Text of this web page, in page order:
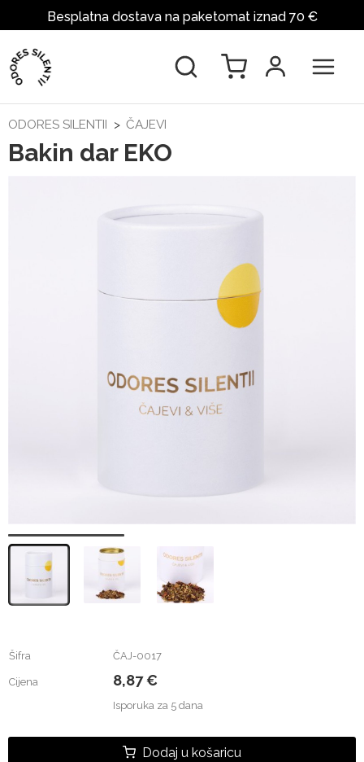
Besplatna dostava na paketomat iznad 70 €
ODORES SILENTII ČAJEVI
Bakin dar EKO
Šifra ČAJ-0017
Cijena 8,87 €
Isporuka za 5 dana
Dodaj u košaricu